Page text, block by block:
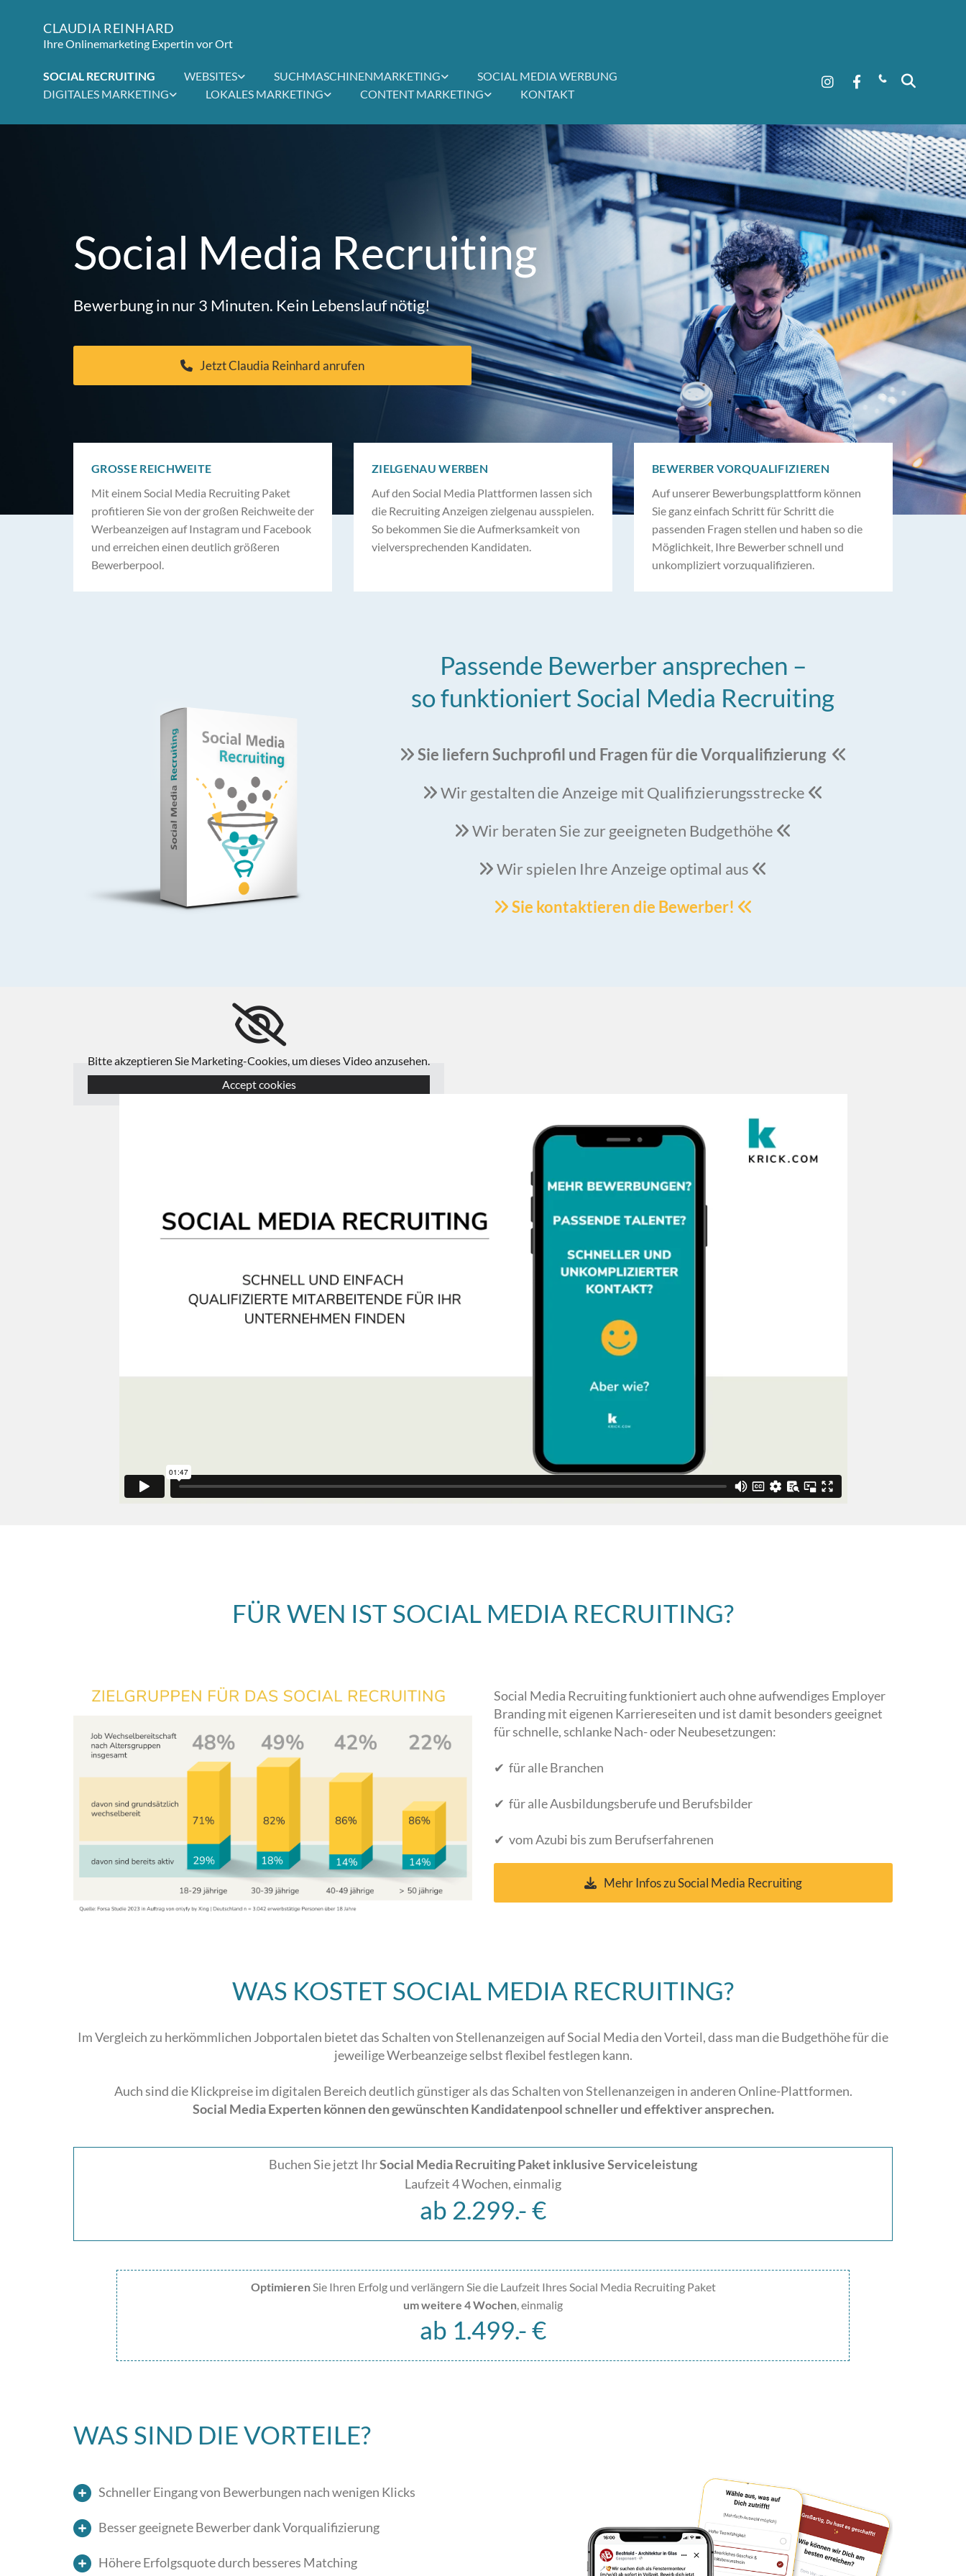
CLAUDIA REINHARD
Ihre Onlinemarketing Expertin vor Ort
SOCIAL RECRUITING WEBSITES SUCHMASCHINENMARKETING
SOCIAL MEDIA WERBUNG
DIGITALES MARKETING
LOKALES MARKETING CONTENT MARKETING KONTAKT
Social Media Recruiting
Bewerbung in nur 3 Minuten. Kein Lebenslauf nötig!
Jetzt Claudia Reinhard anrufen
GROSSE REICHWEITE
Mit einem Social Media Recruiting Paket
profitieren Sie von der großen Reichweite der
Werbeanzeigen auf Instagram und Facebook
und erreichen einen deutlich größeren
Bewerberpool.
ZIELGENAU WERBEN
Auf den Social Media Plattformen lassen sich
die Recruiting Anzeigen zielgenau ausspielen.
So bekommen Sie die Aufmerksamkeit von
vielversprechenden Kandidaten.
BEWERBER VORQUALIFIZIEREN
Auf unserer Bewerbungsplattform können
Sie ganz einfach Schritt für Schritt die
passenden Fragen stellen und haben so die
Möglichkeit, Ihre Bewerber schnell und
unkompliziert vorzuqualifizieren.
Passende Bewerber ansprechen –
so funktioniert Social Media Recruiting
 Sie liefern Suchprofil und Fragen für die Vorqualifizierung 
 Wir gestalten die Anzeige mit Qualifizierungsstrecke 
 Wir beraten Sie zur geeigneten Budgethöhe 
 Wir spielen Ihre Anzeige optimal aus 
 Sie kontaktieren die Bewerber! 
Bitte akzeptieren Sie Marketing-Cookies, um dieses Video anzusehen.
Accept cookies
FÜR WEN IST SOCIAL MEDIA RECRUITING?
Social Media Recruiting funktioniert auch ohne aufwendiges Employer
Branding mit eigenen Karriereseiten und ist damit besonders geeignet
für schnelle, schlanke Nach- oder Neubesetzungen:
✔ für alle Branchen
✔ für alle Ausbildungsberufe und Berufsbilder
✔ vom Azubi bis zum Berufserfahrenen
Mehr Infos zu Social Media Recruiting
WAS KOSTET SOCIAL MEDIA RECRUITING?
Im Vergleich zu herkömmlichen Jobportalen bietet das Schalten von Stellenanzeigen auf Social Media den Vorteil, dass man die Budgethöhe für die
jeweilige Werbeanzeige selbst flexibel festlegen kann.
Auch sind die Klickpreise im digitalen Bereich deutlich günstiger als das Schalten von Stellenanzeigen in anderen Online-Plattformen.
Social Media Experten können den gewünschten Kandidatenpool schneller und effektiver ansprechen.
Buchen Sie jetzt IhrSocial Media Recruiting Paket inklusive Serviceleistung
Laufzeit 4 Wochen, einmalig
ab 2.299.- €
OptimierenSie Ihren Erfolg und verlängern Sie die Laufzeit Ihres Social Media Recruiting Paket
um weitere 4 Wochen, einmalig
ab 1.499.- €
WAS SIND DIE VORTEILE?
Schneller Eingang von Bewerbungen nach wenigen Klicks
Besser geeignete Bewerber dank Vorqualifizierung
Höhere Erfolgsquote durch besseres Matching